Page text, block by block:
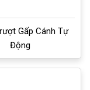
Gấp Cánh Tự
Động